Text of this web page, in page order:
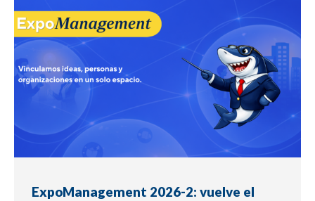
ExpoManagement 2026-2: vuelve el